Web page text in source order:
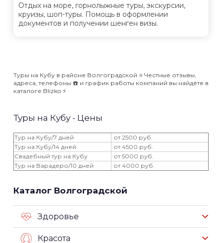
Отдых на море, горнолыжные туры, экскурсии,
круизы, шоп-туры. Помощь в оформлении
документов и получении шенген визы.
Туры на Кубу в районе Волгоградской ⭐️ Честные отзывы,
адреса, телефоны ☎️ и график работы компаний вы найдёте в
каталоге Blizko ⚡️
Туры на Кубу - Цены
Тур на Кубу/7 дней
от 2500 руб.
Тур на Кубу/14 дней
от 4500 руб.
Свадебный тур на Кубу
от 5000 руб.
Тур на Варадеро/10 дней
от 4000 руб.
Каталог Волгоградской
Здоровье
Красота